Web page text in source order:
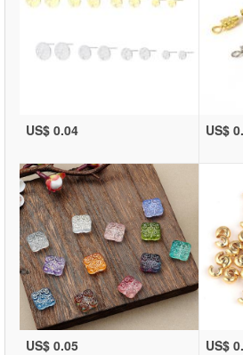
US$ 0.04 US$
US$ 0.05 US$